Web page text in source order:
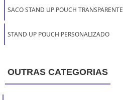
SACO STAND UP POUCH TRANSPARENTE
STAND UP POUCH PERSONALIZADO
OUTRAS CATEGORIAS